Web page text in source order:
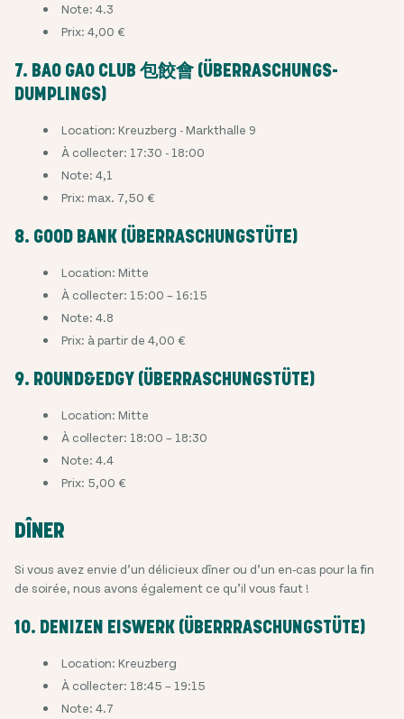
Note: 4.3
Prix: 4,00 €
7. BAO GAO CLUB 包餃會 (ÜBERRASCHUNGS-
DUMPLINGS)
Location: Kreuzberg - Markthalle 9
À collecter: 17:30 - 18:00
Note: 4,1
Prix: max. 7,50 €
8. GOOD BANK (ÜBERRASCHUNGSTÜTE)
Location: Mitte
À collecter: 15:00 – 16:15
Note: 4.8
Prix: à partir de 4,00 €
9. ROUND&EDGY (ÜBERRASCHUNGSTÜTE)
Location: Mitte
À collecter: 18:00 – 18:30
Note: 4.4
Prix: 5,00 €
DÎNER
Si vous avez envie d’un délicieux dîner ou d’un en-cas pour la fin
de soirée, nous avons également ce qu’il vous faut !
10. DENIZEN EISWERK (ÜBERRRASCHUNGSTÜTE)
Location: Kreuzberg
À collecter: 18:45 – 19:15
Note: 4.7